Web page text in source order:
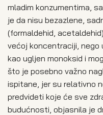
mladim konzumentima,
je da nisu bezazlene,
(formaldehid,
većoj koncentraciji, nego
kao ugljen monoksid i
što je posebno važno
ispitane, jer su relativno
predvideti koje će sve
budućnosti, objasnila je